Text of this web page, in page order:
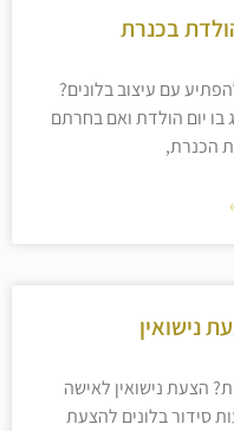
בכנרת
עם עיצוב בלונים?
יום הולדת ואם בחרתם
הכנרת,
נישואין
הצעת נישואין לאישה
סידור בלונים להצעת